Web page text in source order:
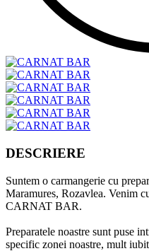
DESCRIERE
Suntem o carmangerie cu
Maramures, Rozavlea. Venim
CARNAT BAR.
Preparatele noastre sunt puse
specific zonei noastre, mult